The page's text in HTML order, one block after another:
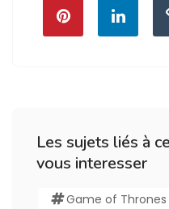
Les sujets liés à
vous interesser
Game of Thrones